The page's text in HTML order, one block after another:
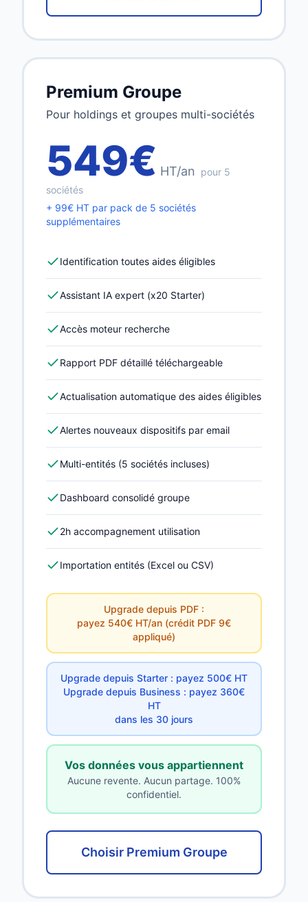
Premium Groupe
Pour holdings et groupes multi-sociétés
549€ HT/an
pour 5
sociétés
+ 99€ HT par pack de 5 sociétés
supplémentaires
Identification toutes aides éligibles
Assistant IA expert (x20 Starter)
Accès moteur recherche
Rapport PDF détaillé téléchargeable
Actualisation automatique des aides éligibles
Alertes nouveaux dispositifs par email
Multi-entités (5 sociétés incluses)
Dashboard consolidé groupe
2h accompagnement utilisation
Importation entités (Excel ou CSV)
Upgrade depuis PDF :
payez 540€ HT/an (crédit PDF 9€
appliqué)
Upgrade depuis Starter : payez 500€ HT
Upgrade depuis Business : payez 360€
HT
dans les 30 jours
Vos données vous appartiennent
Aucune revente. Aucun partage. 100%
confidentiel.
Choisir Premium Groupe